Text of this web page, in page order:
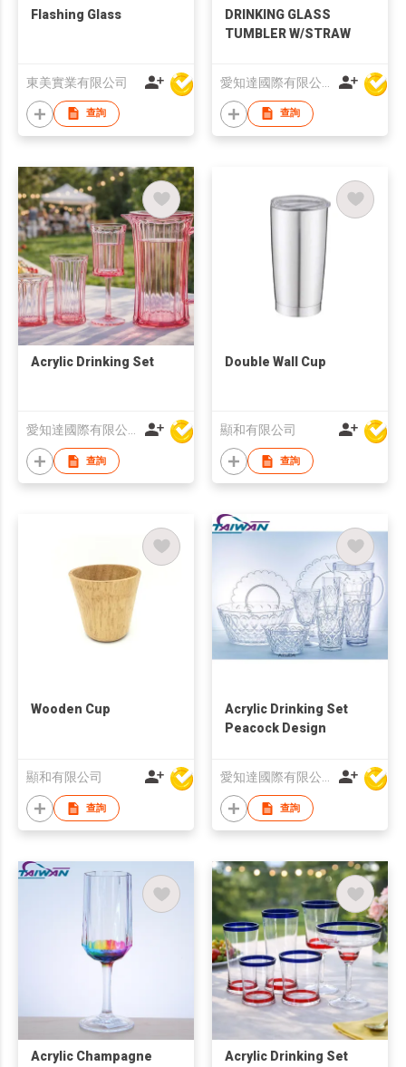
Flashing Glass
東美實業有限公司
查詢
DRINKING GLASS
TUMBLER W/STRAW
查詢
Acrylic Drinking Set
查詢
Double Wall Cup
顯和有限公司
查詢
Wooden Cup
顯和有限公司
查詢
Acrylic Drinking Set
Peacock Design
愛知達國際有限公司
查詢
Acrylic Champagne Acrylic Drinking Set